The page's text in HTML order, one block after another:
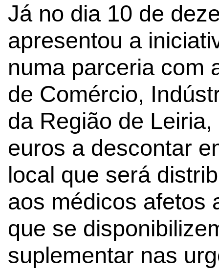
Já no dia 10 de
apresentou a
numa parceria com
de Comércio,
da Região de
euros a descontar
local que será
aos médicos afetos
que se
suplementar nas